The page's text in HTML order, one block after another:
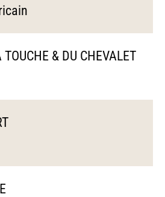
& DU CHEVALET